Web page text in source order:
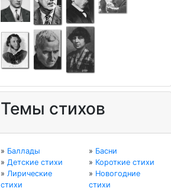
Темы стихов
» Баллады » Басни
» Детские стихи » Короткие стихи
» Лирические
стихи
» Новогодние
стихи